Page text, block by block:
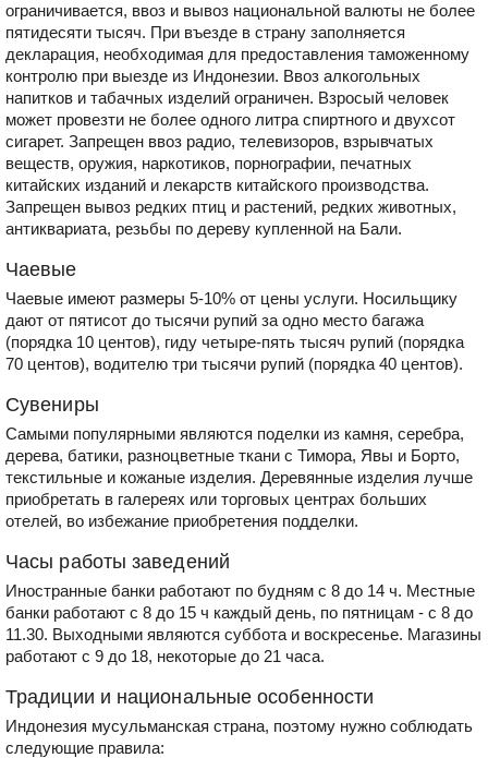
ограничивается, ввоз и вывоз национальной валюты не более
пятидесяти тысяч. При въезде в страну заполняется
декларация, необходимая для предоставления таможенному
контролю при выезде из Индонезии. Ввоз алкогольных
напитков и табачных изделий ограничен. Взросый человек
может провезти не более одного литра спиртного и двухсот
сигарет. Запрещен ввоз радио, телевизоров, взрывчатых
веществ, оружия, наркотиков, порнографии, печатных
китайских изданий и лекарств китайского производства.
Запрещен вывоз редких птиц и растений, редких животных,
антиквариата, резьбы по дереву купленной на Бали.
Чаевые
Чаевые имеют размеры 5-10% от цены услуги. Носильщику
дают от пятисот до тысячи рупий за одно место багажа
(порядка 10 центов), гиду четыре-пять тысяч рупий (порядка
70 центов), водителю три тысячи рупий (порядка 40 центов).
Сувениры
Самыми популярными являются поделки из камня, серебра,
дерева, батики, разноцветные ткани с Тимора, Явы и Борто,
текстильные и кожаные изделия. Деревянные изделия лучше
приобретать в галереях или торговых центрах больших
отелей, во избежание приобретения подделки.
Часы работы заведений
Иностранные банки работают по будням с 8 до 14 ч. Местные
банки работают с 8 до 15 ч каждый день, по пятницам - с 8 до
11.30. Выходными являются суббота и воскресенье. Магазины
работают с 9 до 18, некоторые до 21 часа.
Традиции и национальные особенности
Индонезия мусульманская страна, поэтому нужно соблюдать
следующие правила: